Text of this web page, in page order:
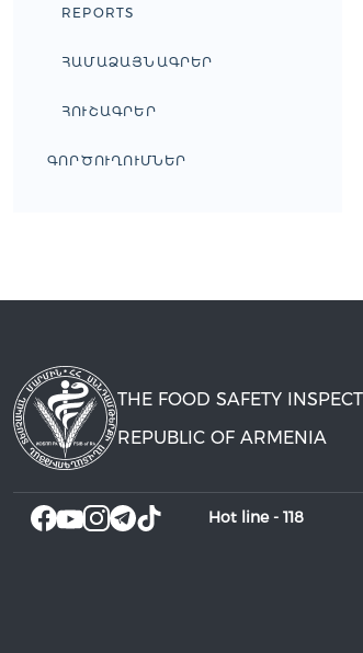
REPORTS
ՀԱՄԱՁԱՅՆԱԳՐԵՐ
ՀՈՒՇԱԳՐԵՐ
ԳՈՐԾՈՒՂՈՒՄՆԵՐ
THE FOOD SAFETY
REPUBLIC OF ARMENIA
Hot line - 118